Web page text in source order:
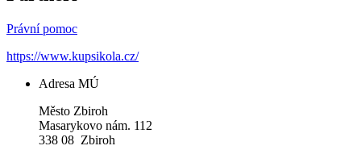
Právní pomoc
https://www.kupsikola.cz/
Adresa MÚ
Město Zbiroh
Masarykovo nám. 112
338 08 Zbiroh